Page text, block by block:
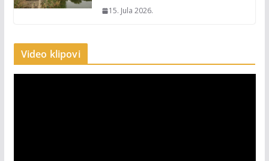
15. Jula 2026.
Video klipovi